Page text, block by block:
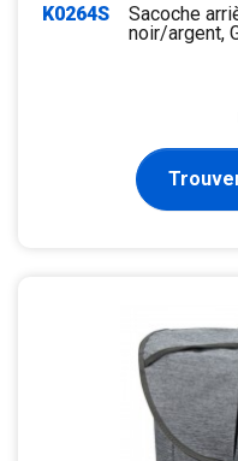
K0264S
Sacoche
noir/argent,